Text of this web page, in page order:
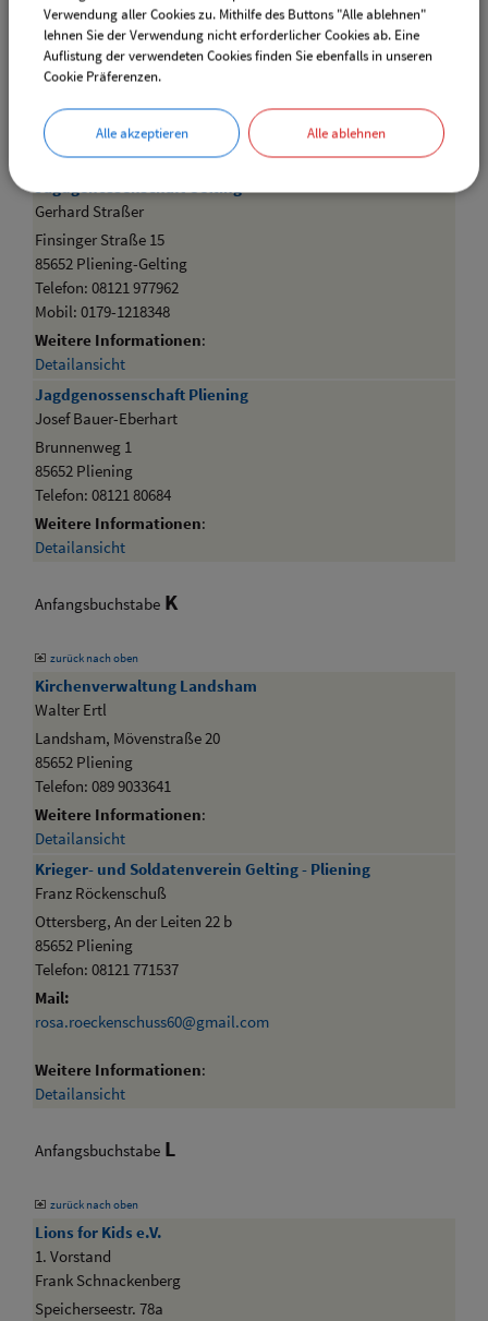
Weitere Informationen:
Detailansicht
AnfangsbuchstabeJ
zurück nach oben
Jagdgenossenschaft Gelting
Gerhard Straßer
Finsinger Straße 15
85652 Pliening-Gelting
Telefon: 08121 977962
Mobil: 0179-1218348
Weitere Informationen:
Detailansicht
Jagdgenossenschaft Pliening
Josef Bauer-Eberhart
Brunnenweg 1
85652 Pliening
Telefon: 08121 80684
Weitere Informationen:
Detailansicht
Anfangsbuchstabe K
zurück nach oben
Kirchenverwaltung Landsham
Walter Ertl
Landsham, Mövenstraße 20
85652 Pliening
Telefon: 089 9033641
Weitere Informationen:
Detailansicht
Krieger- und Soldatenverein Gelting - Pliening
Franz Röckenschuß
Ottersberg, An der Leiten 22 b
85652 Pliening
Telefon: 08121 771537
Mail:
rosa.roeckenschuss60@gmail.com
Weitere Informationen:
Detailansicht
Anfangsbuchstabe L
zurück nach oben
Lions for Kids e.V.
1. Vorstand
Frank Schnackenberg
Speicherseestr. 78a
Verwendung aller Cookies zu. Mithilfe des Buttons "Alle ablehnen"
lehnen Sie der Verwendung nicht erforderlicher Cookies ab. Eine
Auflistung der verwendeten Cookies finden Sie ebenfalls in unseren
Cookie Präferenzen.
Alle akzeptieren Alle ablehnen